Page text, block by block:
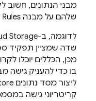
מבני הנתונים,
שלהם על מבנה
לדוגמה, ב-Storage
שדה שמציין תפקיד
מכן, הכללים יוכלו
בו כדי להעניק
ליצור מסד נתונים
קריטריוני גישה